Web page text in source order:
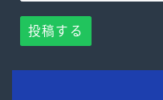
投稿する